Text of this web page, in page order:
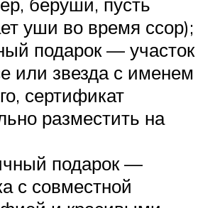
уши во время ссор);
подарок — участок
или звезда с именем
сертификат
разместить на
подарок —
с совместной